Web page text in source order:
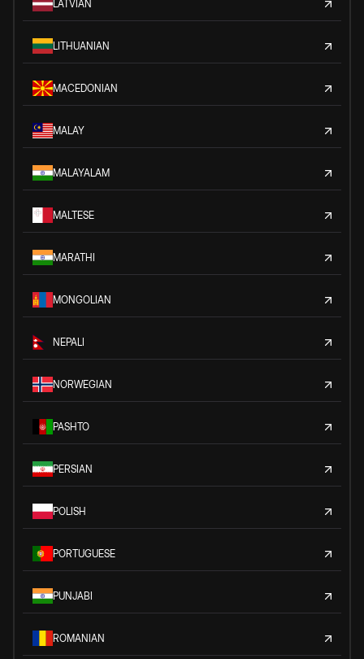
LATVIAN
LITHUANIAN
MACEDONIAN
MALAY
MALAYALAM
MALTESE
MARATHI
MONGOLIAN
NEPALI
NORWEGIAN
PASHTO
PERSIAN
POLISH
PORTUGUESE
PUNJABI
ROMANIAN